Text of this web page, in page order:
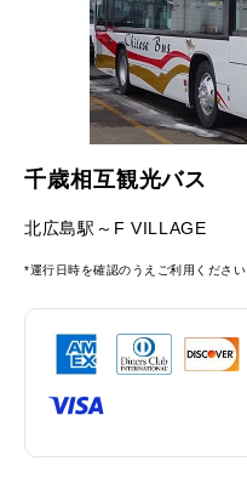
千歳相互観光バス
北広島駅～F VILLAGE
*運行日時を確認のうえご利用ください